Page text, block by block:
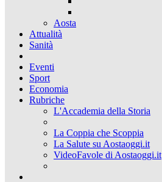
Aosta
Attualità
Sanità
Eventi
Sport
Economia
Rubriche
L'Accademia della Storia
La Coppia che Scoppia
La Salute su Aostaoggi.it
VideoFavole di Aostaoggi.it